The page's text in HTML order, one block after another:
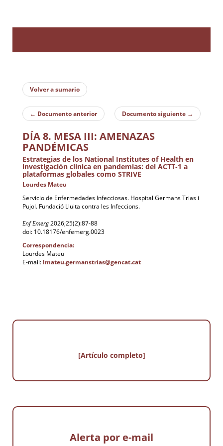
Volver a sumario
← Documento anterior Documento siguiente →
DÍA 8. MESA III: AMENAZAS
PANDÉMICAS
Estrategias de los National Institutes of Health en
investigación clínica en pandemias: del ACTT‑1 a
plataformas globales como STRIVE
Lourdes Mateu
Servicio de Enfermedades Infecciosas. Hospital Germans Trias i
Pujol. Fundació Lluita contra les Infeccions.
Enf Emerg2026;25(2):87-88
doi: 10.18176/enfemerg.0023
Correspondencia:
Lourdes Mateu
E-mail: lmateu.germanstrias@gencat.cat
[Artículo completo]
Alerta por e-mail